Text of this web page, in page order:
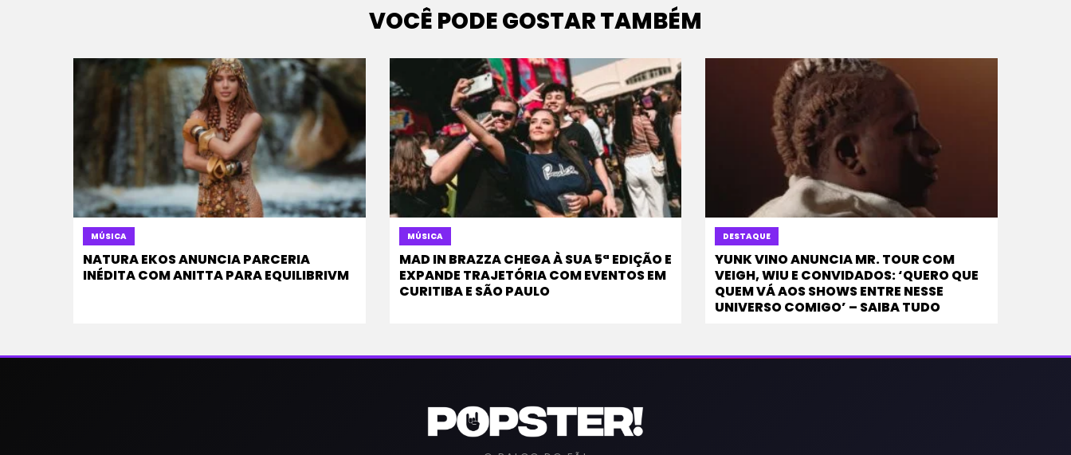
VOCÊ PODE GOSTAR TAMBÉM
MÚSICA
NATURA EKOS ANUNCIA PARCERIA
INÉDITA COM ANITTA PARA EQUILIBRIVM
MÚSICA
MAD IN BRAZZA CHEGA À SUA 5ª EDIÇÃO E
EXPANDE TRAJETÓRIA COM EVENTOS EM
CURITIBA E SÃO PAULO
DESTAQUE
YUNK VINO ANUNCIA MR. TOUR COM
VEIGH, WIU E CONVIDADOS: ‘QUERO QUE
QUEM VÁ AOS SHOWS ENTRE NESSE
UNIVERSO COMIGO’ – SAIBA TUDO